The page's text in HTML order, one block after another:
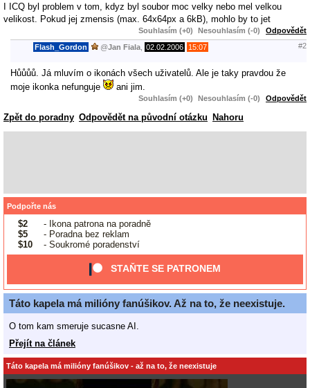
I ICQ byl problem v tom, kdyz byl soubor moc velky nebo mel velkou
velikost. Pokud jej zmensis (max. 64x64px a 6kB), mohlo by to jet
Souhlasím (+0) Nesouhlasím (-0) Odpovědět
Flash_Gordon @Jan Fiala 02.02.2006 15:07 #2
Hůůůů. Já mluvím o ikonách všech uživatelů. Ale je taky pravdou že
moje ikonka nefunguje
ani jim.
Souhlasím (+0) Nesouhlasím (-0) Odpovědět
Zpět do poradny Odpovědět na původní otázku Nahoru
Podpořte nás
$2
- Ikona patrona na poradně
$5
- Poradna bez reklam
$10
- Soukromé poradenství
STAŇTE SE PATRONEM
Táto kapela má milióny fanúšikov. Až na to, že neexistuje.
O tom kam smeruje sucasne AI.
Přejít na článek
Táto kapela má milióny fanúšikov - až na to, že neexistuje